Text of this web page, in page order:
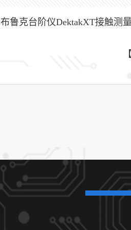
布鲁克台阶仪DektakXT接触测